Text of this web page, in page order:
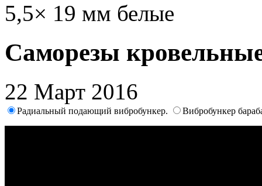
5,5× 19 мм белые
Саморезы
22 Март 2016
Радиальный подающий вибробункер. Вибробункер